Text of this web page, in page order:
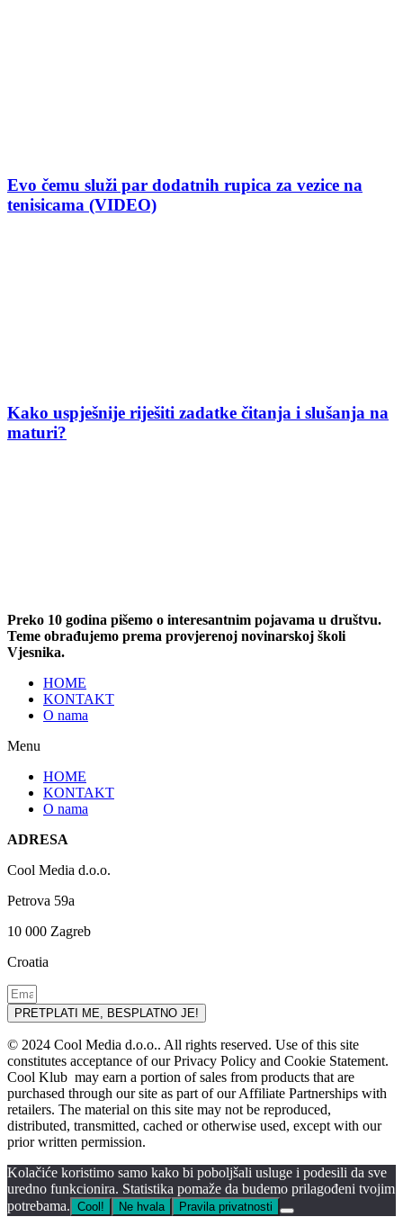
Evo čemu služi par dodatnih rupica za vezice na
tenisicama (VIDEO)
Kako uspješnije riješiti zadatke čitanja i slušanja na
maturi?
Preko 10 godina pišemo o interesantnim pojavama u društvu.
Teme obrađujemo prema provjerenoj novinarskoj školi
Vjesnika.
HOME
KONTAKT
O nama
Menu
HOME
KONTAKT
O nama
ADRESA
Cool Media d.o.o.
Petrova 59a
10 000 Zagreb
Croatia
PRETPLATI ME, BESPLATNO JE!
© 2024 Cool Media d.o.o.. All rights reserved. Use of this site
constitutes acceptance of our Privacy Policy and Cookie Statement.
Cool Klub may earn a portion of sales from products that are
purchased through our site as part of our Affiliate Partnerships with
retailers. The material on this site may not be reproduced,
distributed, transmitted, cached or otherwise used, except with our
prior written permission.
Kolačiće koristimo samo kako bi poboljšali usluge i podesili da sve
uredno funkcionira. Statistika pomaže da budemo prilagođeni tvojim
potrebama. Cool! Ne hvala Pravila privatnosti